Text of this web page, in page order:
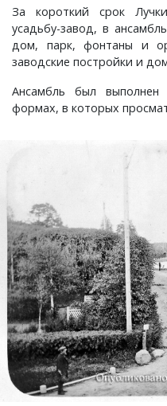
За короткий срок
усадьбу-завод, в
дом, парк, фонтаны и
заводские постройки и
Ансамбль был выполнен
формах, в которых
Симаково, деревня
Симоново, деревня
Сосновка, деревня
Суслово, деревня
Сынково, деревня
Тереховицы, деревня
Тынцы, село
Усолье, село